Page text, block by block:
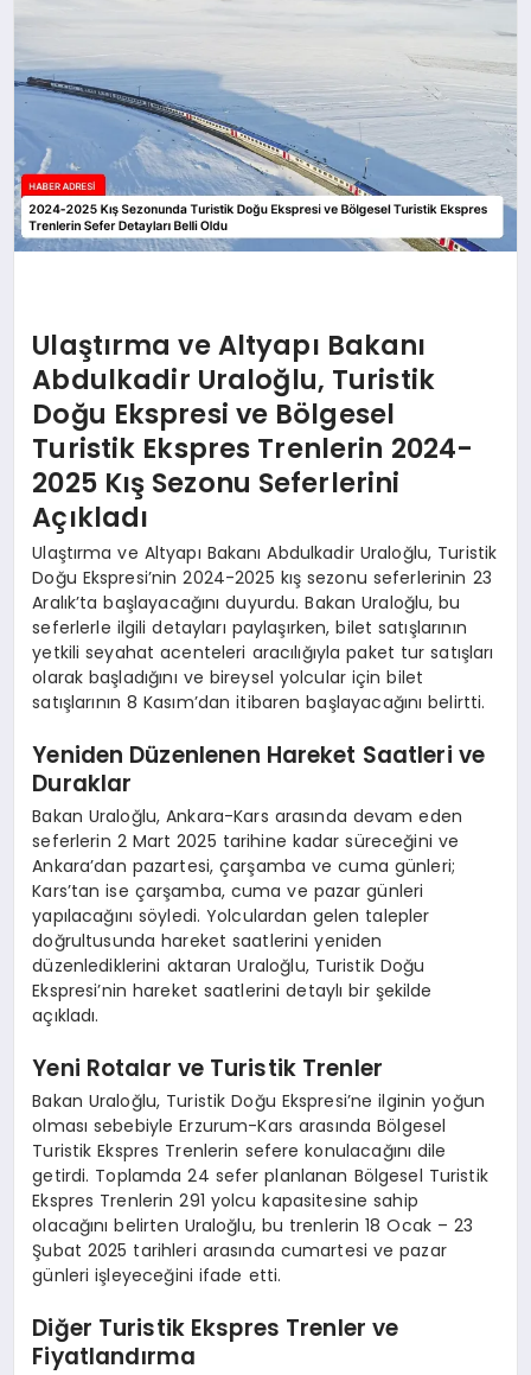
Ulaştırma ve Altyapı Bakanı
Abdulkadir Uraloğlu, Turistik
Doğu Ekspresi ve Bölgesel
Turistik Ekspres Trenlerin 2024-
2025 Kış Sezonu Seferlerini
Açıkladı
Ulaştırma ve Altyapı Bakanı Abdulkadir Uraloğlu, Turistik
Doğu Ekspresi’nin 2024-2025 kış sezonu seferlerinin 23
Aralık’ta başlayacağını duyurdu. Bakan Uraloğlu, bu
seferlerle ilgili detayları paylaşırken, bilet satışlarının
yetkili seyahat acenteleri aracılığıyla paket tur satışları
olarak başladığını ve bireysel yolcular için bilet
satışlarının 8 Kasım’dan itibaren başlayacağını belirtti.
Yeniden Düzenlenen Hareket Saatleri ve
Duraklar
Bakan Uraloğlu, Ankara-Kars arasında devam eden
seferlerin 2 Mart 2025 tarihine kadar süreceğini ve
Ankara’dan pazartesi, çarşamba ve cuma günleri;
Kars’tan ise çarşamba, cuma ve pazar günleri
yapılacağını söyledi. Yolculardan gelen talepler
doğrultusunda hareket saatlerini yeniden
düzenlediklerini aktaran Uraloğlu, Turistik Doğu
Ekspresi’nin hareket saatlerini detaylı bir şekilde
açıkladı.
Yeni Rotalar ve Turistik Trenler
Bakan Uraloğlu, Turistik Doğu Ekspresi’ne ilginin yoğun
olması sebebiyle Erzurum-Kars arasında Bölgesel
Turistik Ekspres Trenlerin sefere konulacağını dile
getirdi. Toplamda 24 sefer planlanan Bölgesel Turistik
Ekspres Trenlerin 291 yolcu kapasitesine sahip
olacağını belirten Uraloğlu, bu trenlerin 18 Ocak – 23
Şubat 2025 tarihleri arasında cumartesi ve pazar
günleri işleyeceğini ifade etti.
Diğer Turistik Ekspres Trenler ve
Fiyatlandırma